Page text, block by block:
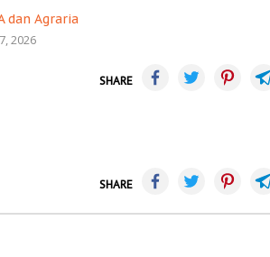
dan Agraria
2026
SHARE
SHARE